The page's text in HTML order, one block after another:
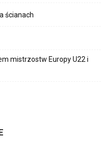
ścianach
mistrzostw Europy U22 i